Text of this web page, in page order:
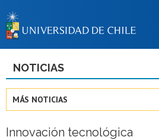
BIBLIOTECAS
Estudiantes
Académicas/os
NOTICIAS
MÁS NOTICIAS
Innovación tecnológica